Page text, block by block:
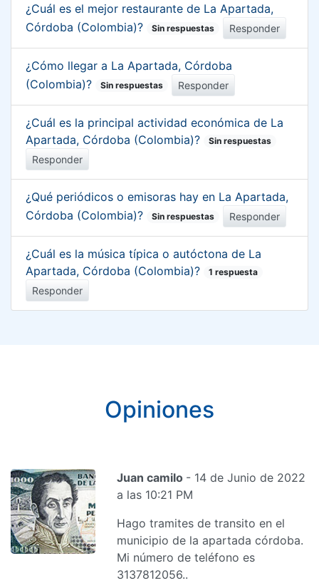
¿Cuál es el mejor restaurante de La Apartada,
Córdoba (Colombia)?
Sin respuestas Responder
¿Cómo llegar a La Apartada, Córdoba
(Colombia)?
Sin respuestas Responder
¿Cuál es la principal actividad económica de La
Apartada, Córdoba (Colombia)?
Sin respuestas
Responder
¿Qué periódicos o emisoras hay en La Apartada,
Córdoba (Colombia)?
Sin respuestas Responder
¿Cuál es la música típica o autóctona de La
Apartada, Córdoba (Colombia)?
1 respuesta
Responder
Opiniones
Juan camilo - 14 de Junio de 2022
a las 10:21 PM
Hago tramites de transito en el
municipio de la apartada córdoba.
Mi número de teléfono es
3137812056..